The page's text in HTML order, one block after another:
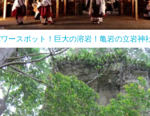
ワースポット！巨大の溶岩！亀岩の立岩神